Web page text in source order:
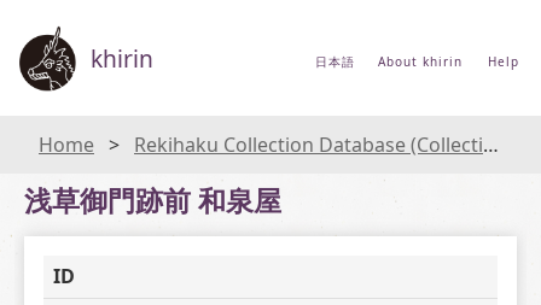
khirin 日本語 About khirin Help
Home Rekihaku Collection Database (Collections Database of the National Museum of Japanese History)
浅草御門跡前 和泉屋
ID